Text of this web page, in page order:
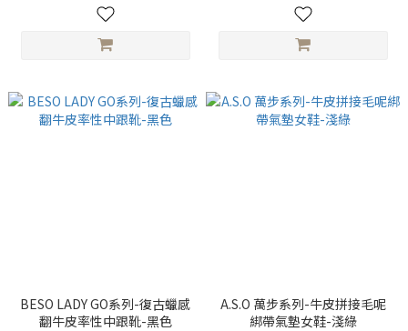
BESO LADY GO系列-復古蠟感
翻牛皮率性中跟靴-黑色
A.S.O 萬步系列-牛皮拼接毛呢
綁帶氣墊女鞋-淺綠